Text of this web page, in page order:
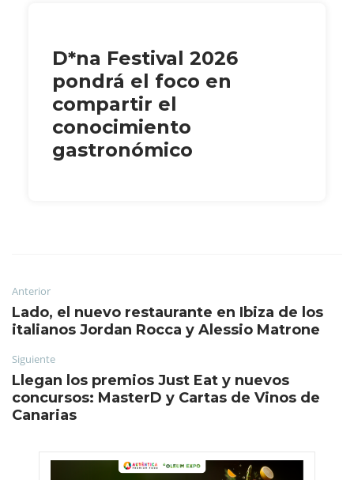
D*na Festival 2026
pondrá el foco en
compartir el
conocimiento
gastronómico
Anterior
Lado, el nuevo restaurante en Ibiza de los
italianos Jordan Rocca y Alessio Matrone
Siguiente
Llegan los premios Just Eat y nuevos
concursos: MasterD y Cartas de Vinos de
Canarias